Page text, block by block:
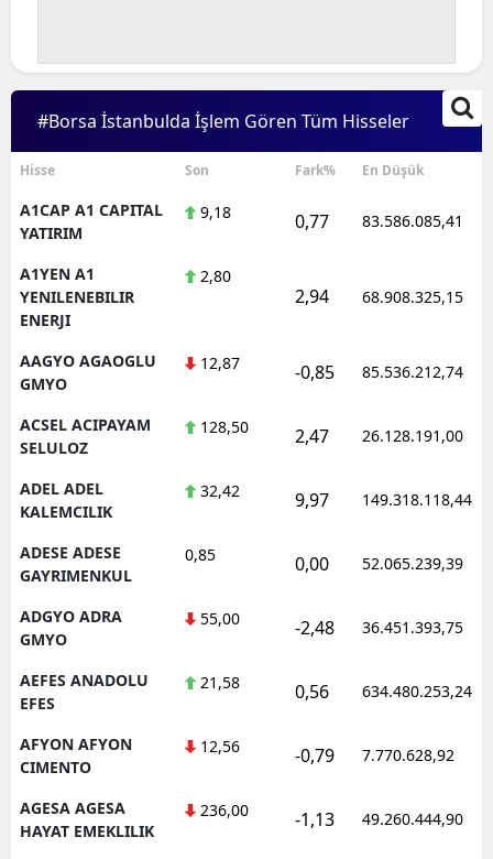
#Borsa İstanbulda İşlem Gören Tüm Hisseler
Hisse Son Fark% En Düşük
A1CAP A1 CAPITAL
YATIRIM
9,18 0,77 83.586.085,41
A1YEN A1
YENILENEBILIR
ENERJI
2,80
2,94 68.908.325,15
AAGYO AGAOGLU
GMYO
12,87 -0,85 85.536.212,74
ACSEL ACIPAYAM
SELULOZ
128,50 2,47 26.128.191,00
ADEL ADEL
KALEMCILIK
32,42 9,97 149.318.118,44
ADESE ADESE
GAYRIMENKUL
0,85 0,00 52.065.239,39
ADGYO ADRA
GMYO
55,00 -2,48 36.451.393,75
AEFES ANADOLU
EFES
21,58 0,56 634.480.253,24
AFYON AFYON
CIMENTO
12,56 -0,79 7.770.628,92
AGESA AGESA
HAYAT EMEKLILIK
236,00 -1,13 49.260.444,90